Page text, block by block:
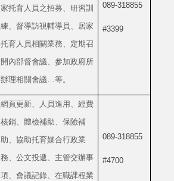
家托育人員之招募、研習訓
練、督導訪視輔導員、居家
托育人員相關業務、定期召
開內部督會議、參加政府所
辦理相關會議…等。
089-318855
#3399
網頁更新、人員進用、經費
核銷、體檢補助、保險補
助、協助托育媒合行政業
務、公文投遞、主管交辦事
項、會議記錄、在職課程業
089-318855
#4700